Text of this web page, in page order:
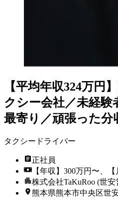
【平均年収324万円
クシー会社／未経験
最寄り／頑張った分
タクシードライバー
正社員
【年収】300万円〜、
株式会社TaKuRoo (世安
熊本県熊本市中央区世